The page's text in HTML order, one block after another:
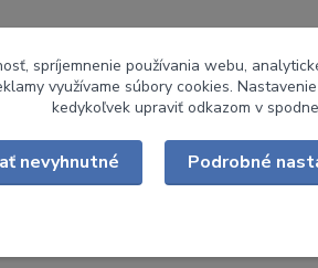
spríjemnenie používania webu,
využívame súbory cookies.
kedykoľvek upraviť odkazom v
nevyhnutné Podrobné